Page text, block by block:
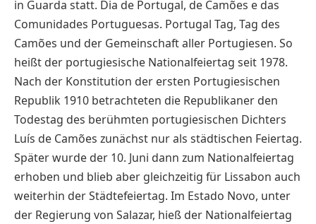
in Guarda statt. Dia de Portugal, de Camões e das
Comunidades Portuguesas. Portugal Tag, Tag des
Camões und der Gemeinschaft aller Portugiesen. So
heißt der portugiesische Nationalfeiertag seit 1978.
Nach der Konstitution der ersten Portugiesischen
Republik 1910 betrachteten die Republikaner den
Todestag des berühmten portugiesischen Dichters
Luís de Camões zunächst nur als städtischen Feiertag.
Später wurde der 10. Juni dann zum Nationalfeiertag
erhoben und blieb aber gleichzeitig für Lissabon auch
weiterhin der Städtefeiertag. Im Estado Novo, unter
der Regierung von Salazar, hieß der Nationalfeiertag